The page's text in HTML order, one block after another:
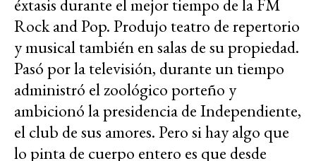
éxtasis durante el mejor tiempo de la FM
Rock and Pop. Produjo teatro de repertorio
y musical también en salas de su propiedad.
Pasó por la televisión, durante un tiempo
administró el zoológico porteño y
ambicionó la presidencia de Independiente,
el club de sus amores. Pero si hay algo que
lo pinta de cuerpo entero es que desde